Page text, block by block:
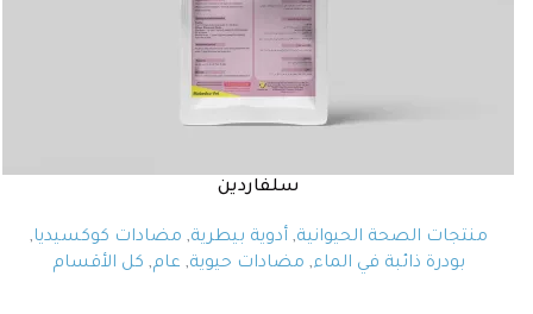
سلفاردين
منتجات الصحة الحيوانية, أدوية بيطرية, مضادات كوكسيديا,
بودرة ذائبة في الماء, مضادات حيوية, عام, كل الأقسام